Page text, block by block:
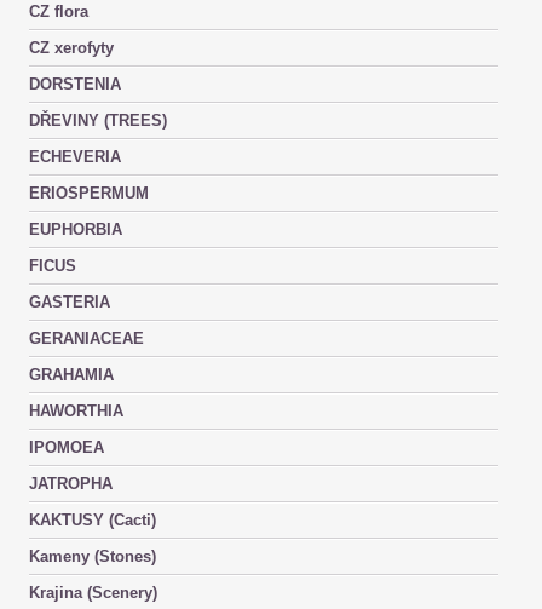
CZ flora
CZ xerofyty
DORSTENIA
DŘEVINY (TREES)
ECHEVERIA
ERIOSPERMUM
EUPHORBIA
FICUS
GASTERIA
GERANIACEAE
GRAHAMIA
HAWORTHIA
IPOMOEA
JATROPHA
KAKTUSY (Cacti)
Kameny (Stones)
Krajina (Scenery)